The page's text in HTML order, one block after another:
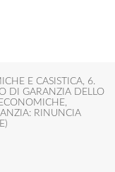
E CASISTICA, 6.
DI GARANZIA DELLO
,
RINUNCIA